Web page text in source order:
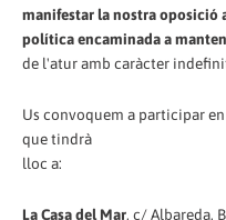
manifestar la nostra oposició
política encaminada a
de l'atur amb caràcter
Us convoquem a participar
que tindrà
lloc a:
La Casa del Mar, c/ Albareda,